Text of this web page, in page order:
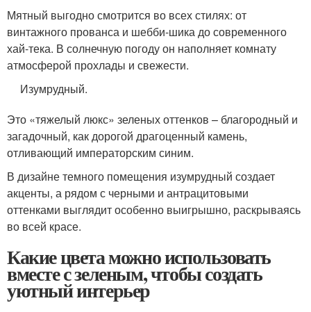
Мятный выгодно смотрится во всех стилях: от
винтажного прованса и шебби-шика до современного
хай-тека. В солнечную погоду он наполняет комнату
атмосферой прохлады и свежести.
Изумрудный.
Это «тяжелый люкс» зеленых оттенков – благородный и
загадочный, как дорогой драгоценный камень,
отливающий императорским синим.
В дизайне темного помещения изумрудный создает
акценты, а рядом с черными и антрацитовыми
оттенками выглядит особенно выигрышно, раскрываясь
во всей красе.
Какие цвета можно использовать
вместе с зеленым, чтобы создать
уютный интерьер